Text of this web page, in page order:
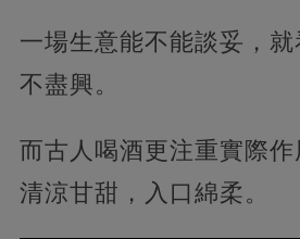
一場生意能不能談妥，
不盡興。
而古人喝酒更注重實際
清涼甘甜，入口綿柔。